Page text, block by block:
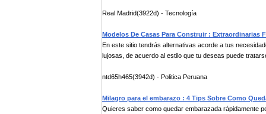
Real Madrid(3922d) - Tecnología
Modelos De Casas Para Construir : Extraordinarias
En este sitio tendrás alternativas acorde a tus
lujosas, de acuerdo al estilo que tu deseas puede
ntd65h465(3942d) - Politica Peruana
Milagro para el embarazo : 4 Tips Sobre Como
Quieres saber como quedar embarazada rápidamente